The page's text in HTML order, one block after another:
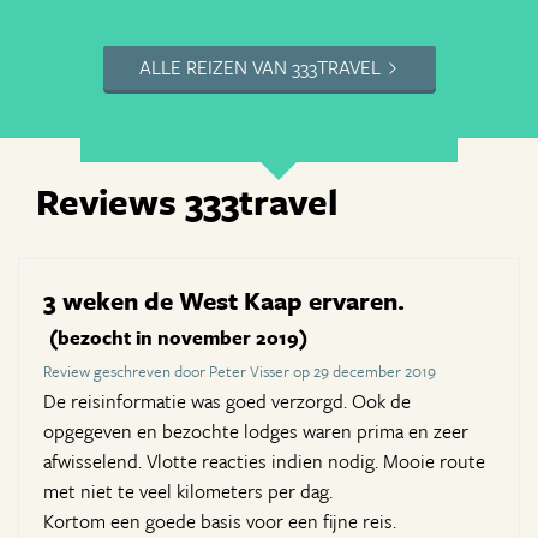
ALLE REIZEN VAN 333TRAVEL
Reviews 333travel
3 weken de West Kaap ervaren.
(bezocht in november 2019)
Review geschreven door Peter Visser op 29 december 2019
De reisinformatie was goed verzorgd. Ook de
opgegeven en bezochte lodges waren prima en zeer
afwisselend. Vlotte reacties indien nodig. Mooie route
met niet te veel kilometers per dag.
Kortom een goede basis voor een fijne reis.